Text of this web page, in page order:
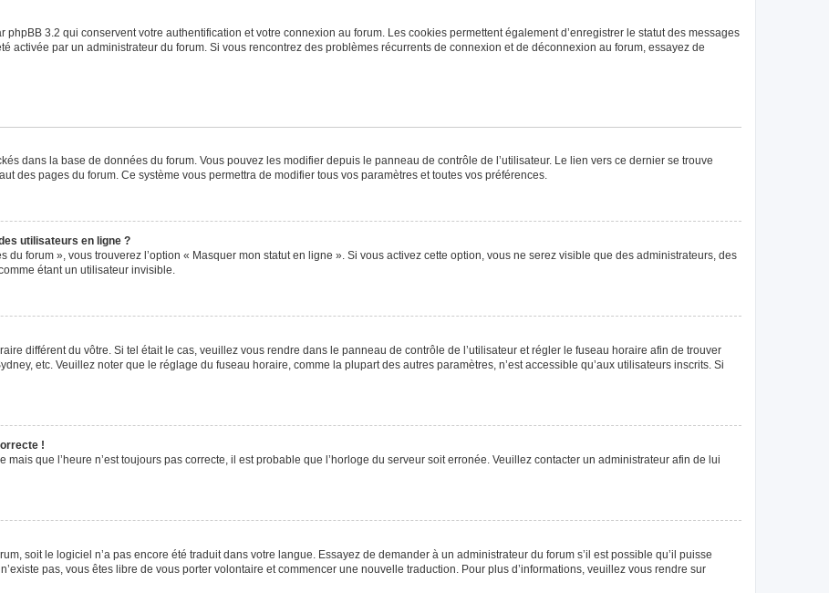
phpBB 3.2 qui conservent votre authentification et votre connexion au forum. Les cookies permettent également d’enregistrer le statut des messages
activée par un administrateur du forum. Si vous rencontrez des problèmes récurrents de connexion et de déconnexion au forum, essayez de
dans la base de données du forum. Vous pouvez les modifier depuis le panneau de contrôle de l’utilisateur. Le lien vers ce dernier se trouve
des pages du forum. Ce système vous permettra de modifier tous vos paramètres et toutes vos préférences.
utilisateurs en ligne ?
du forum », vous trouverez l’option « Masquer mon statut en ligne ». Si vous activez cette option, vous ne serez visible que des administrateurs, des
étant un utilisateur invisible.
différent du vôtre. Si tel était le cas, veuillez vous rendre dans le panneau de contrôle de l’utilisateur et régler le fuseau horaire afin de trouver
etc. Veuillez noter que le réglage du fuseau horaire, comme la plupart des autres paramètres, n’est accessible qu’aux utilisateurs inscrits. Si
!
que l’heure n’est toujours pas correcte, il est probable que l’horloge du serveur soit erronée. Veuillez contacter un administrateur afin de lui
soit le logiciel n’a pas encore été traduit dans votre langue. Essayez de demander à un administrateur du forum s’il est possible qu’il puisse
pas, vous êtes libre de vous porter volontaire et commencer une nouvelle traduction. Pour plus d’informations, veuillez vous rendre sur